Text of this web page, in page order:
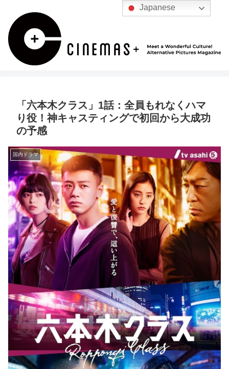
「六本木クラス」1話：全員もれなくハマ
り役！神キャスティングで初回から大成功
の予感
国内ドラマ
Japanese